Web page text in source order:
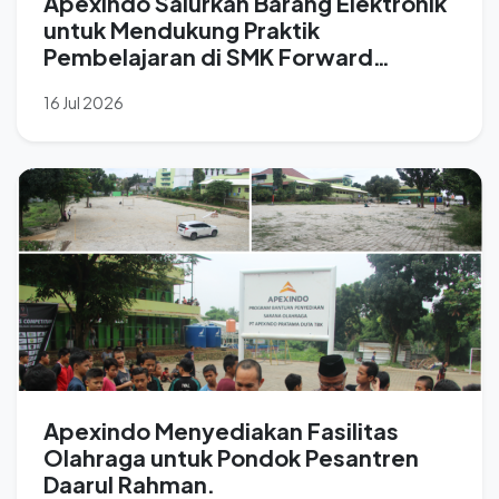
untuk Mendukung Praktik
Pembelajaran di SMK Forward
16 Jul 2026
Apexindo Menyediakan Fasilitas
Olahraga untuk Pondok Pesantren
Daarul Rahman.